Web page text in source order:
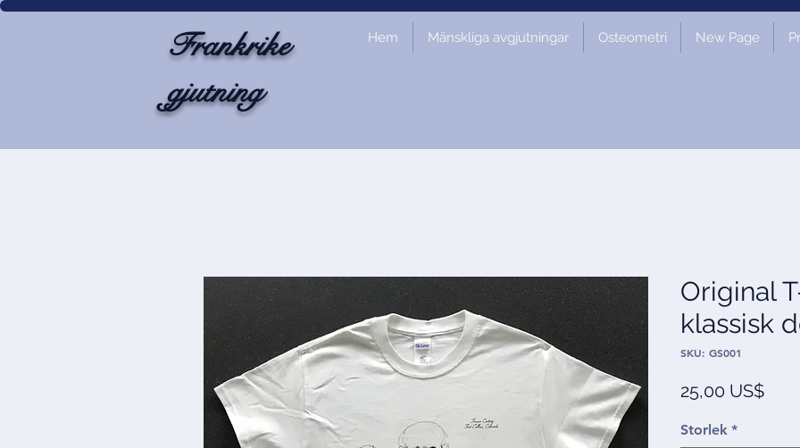
Frankrike
gjutning
Hem Mänskliga avgjutningar Osteometri New Page
Original
klassisk
SKU: GS001
25,00 US$Pris
Storlek *